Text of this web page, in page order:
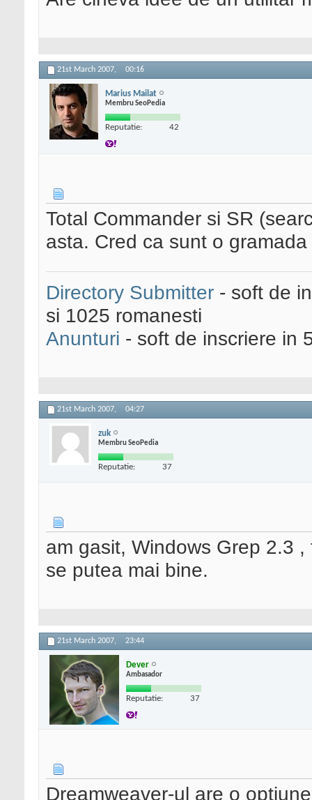
21st March 2007, 00:16
Marius Mailat
Membru SeoPedia
Reputatie: 42
Total Commander si SR
asta. Cred ca sunt o
Directory Submitter - soft de
si 1025 romanesti
Anunturi - soft de inscriere in
21st March 2007, 04:27
zuk
Membru SeoPedia
Reputatie: 37
am gasit, Windows Grep 2.3
se putea mai bine.
21st March 2007, 23:44
Dever
Ambasador
Reputatie: 37
Dreamweaver-ul are o